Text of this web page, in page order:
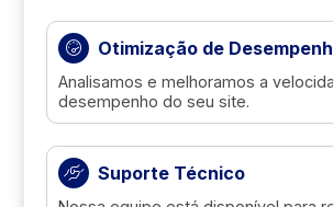
Otimização de
Analisamos e melhoramos a
desempenho do seu site.
Suporte Técnico